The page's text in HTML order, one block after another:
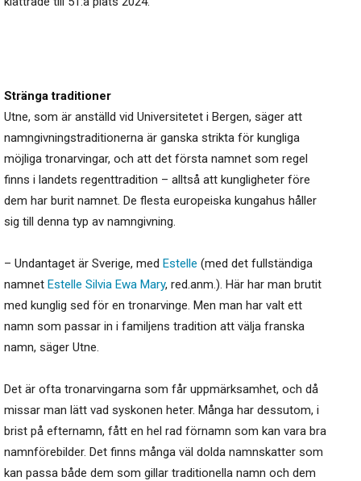
Stränga traditioner
Utne, som är anställd vid Universitetet i Bergen, säger att
namngivningstraditionerna är ganska strikta för kungliga
möjliga tronarvingar, och att det första namnet som regel
finns i landets regenttradition – alltså att kungligheter före
dem har burit namnet. De flesta europeiska kungahus håller
sig till denna typ av namngivning.
– Undantaget är Sverige, med Estelle (med det fullständiga
namnet Estelle Silvia Ewa Mary, red.anm.). Här har man brutit
med kunglig sed för en tronarvinge. Men man har valt ett
namn som passar in i familjens tradition att välja franska
namn, säger Utne.
Det är ofta tronarvingarna som får uppmärksamhet, och då
missar man lätt vad syskonen heter. Många har dessutom, i
brist på efternamn, fått en hel rad förnamn som kan vara bra
namnförebilder. Det finns många väl dolda namnskatter som
kan passa både dem som gillar traditionella namn och dem